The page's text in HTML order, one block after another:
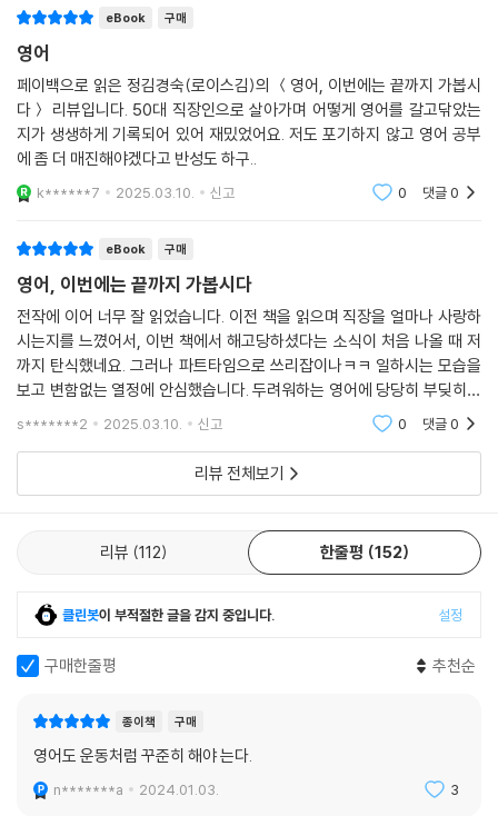
일할 수 없다고 느낄 때였어요. 다름 아닌 해외 출장에서요. 눈떠서 잠드는
순간까지 모두 다 영어로 해야 하는 출장길에서는 한순간도 맘을 놓을 수
없는 긴장의 연속입니다. 내가 말하는 내용뿐 아니라 내 영어 수준으로 사
람들이 나를 평가한다는 생각이 들면, 한마디 말할 때마다 마음을 놓을 수
가 없어요. 수려한 영어를 구사하는 원어민 동료들 사이에서 한마디라도
해보려고 심혈을 기울여 툭 던진 제 영어는 전혀 세련되지 못했습니다. 특
히 서로 지지 않으려는 듯 숨도 안 쉬면서 뱉어대는 대화에 끼어들기도 쉽
ee with you.” 같은 리액션만 하다가 제대로 한번 끼어들 새도 없이 후루
는 콘퍼런스에 가면 저는 갑자기 내성적이고 소심한 사람이 되어버립니다.
거리낌 없이 사람들에게 먼저 다가가고 낯선 이들을 하나로 모으는 것이
제 직장생활을 지탱한 큰 장점이었는데 말이죠.
---「18장 〈일잘러의 영어는 더 정교해져야 한다〉」중에서
이게 바로 구글을 떠날 수 있는 기회다. 16년의 길고 긴 구글과의 인연을 여
기서 마무리하자. 저는 다시 취업하더라도 1년 동안은 해보고 싶은 것을 맘
껏 해보자는 생각이 들었어요. 이번 1년을 갭이어 혹은 안식년이라 생각하
하고 있는 도전은 이름하여 ‘1만 명 만나기 프로젝트’입니다. 1만 명의 다양
한 사람을 만나 그 사람들의 스토리를 듣는 프로젝트죠. 미국에 체류하면
바리스타 도전하기, 우버 운전하기, 바텐더 되어보기, 도서관 사서로 일하
게 저는 구글을 떠나 실리콘밸리의 ‘리프트(Lyft)’ 택시운전사가 되었습니
이트생이 되었습니다. 55세에 여전히 새로운 도전을 하고 있죠.
---「 〈나가며〉」중에서
저자는 언제 찾아올지 모르는 일생일대의 기회를 망설임 없이 움켜쥐기 위
해서는 지금 절실하게 영어 공부를 시작해야 한다고 강조하며, 이제 영어
공부를 시작했다가 곧 포기하고 마는 ‘패턴’을 깨트려보자고 권한다. 이 책
은 우리가 매번 영어 공부를 ‘끝까지’ 해내지 못하는 이유로 세 가지를 지적
한다. 첫째, 지금 당장 영어를 써먹지 않으니 절박하지 않아서. 둘째, 영어
실력이 향상되고 있는지 실감하지 못해서. 셋째, 영어 공부를 하겠다고 매
번 결심만 해서. 아무리 절박한 마음으로 결심하더라도 자신의 환경 안에
서 지속적으로 영어 말하기를 시도하며 실력 향상을 온몸으로 느끼지 못하
바로 그 악순환의 고리를 깨기 위해 우리에게 필요한 건 영어를 근력처럼
기르는 시스템을 만드는 것이다. 영어는 계속 오래하는 것이 가장 빠른 지
름길이며, 그러려면 일부러 생각하지 않고도 영어를 습관처럼 반복할 수
있도록 만들어야 한다는 것이 저자의 지론이다. 밥 먹고 운동하고 출근하
는 모든 일상에 영어를 끼워넣는 습관을 다지면서 영어 공부의 동력을 유
지할 수 있도록 실력이 성장하고 있다는 증거 기록 남기기, 온오프라인의
사람들과 함께 영어하며 응원 받기, 일상에서 터득한 영어 표현을 기록하
며 자기만의 교재 만들기 등, 자신의 환경을 영어에 노출시키며 필요한 영
어를 영리하게 습득하는 저자의 오랜 공부 노하우가 등장한다. 이러한 방
고도 그 자체로 영어 공부를 포기하지 않고 끝까지 이어나갈 동력이 된다
■ 미국에 가지 않고도 영어를 써먹는 ‘영어 마인드셋’을 장착하라
“유튜브만 본다고 영어가 늡니까? 숨 쉬듯이 밥 먹듯이 써먹어야 늘죠”
전화로 영어하는 것에 대한 공포증을 떨쳐버리려다가 보이스피싱에 걸리
기도 하고, 새로 익힌 어휘를 대화 속에서 활용하다가 구글 내에서 곤란한
상황에 처할 뻔하기도 한다. 하지만 절대 굴하지 않는다. 한번 실수해서 망
eBook 구매
영어
페이백으로 읽은 정김경숙(로이스김)의 ＜영어, 이번에는 끝까지 가봅시
다＞ 리뷰입니다. 50대 직장인으로 살아가며 어떻게 영어를 갈고닦았는
지가 생생하게 기록되어 있어 재밌었어요. 저도 포기하지 않고 영어 공부
에 좀 더 매진해야겠다고 반성도 하구..
k******7 2025.03.10. 신고 0 댓글0
eBook 구매
영어, 이번에는 끝까지 가봅시다
전작에 이어 너무 잘 읽었습니다. 이전 책을 읽으며 직장을 얼마나 사랑하
시는지를 느꼈어서, 이번 책에서 해고당하셨다는 소식이 처음 나올 때 저
까지 탄식했네요. 그러나 파트타임으로 쓰리잡이나ㅋㅋ 일하시는 모습을
보고 변함없는 열정에 안심했습니다. 두려워하는 영어에 당당히 부딪히는
모습이 굉장히 멋있으세요.
s*******2 2025.03.10. 신고 0 댓글0
리뷰 전체보기
리뷰 112 한줄평 152
클린봇이 부적절한 글을 감지 중입니다. 설정
구매한줄평 추천순
종이책 구매
영어도 운동처럼 꾸준히 해야 는다.
n*******a 2024.01.03. 3